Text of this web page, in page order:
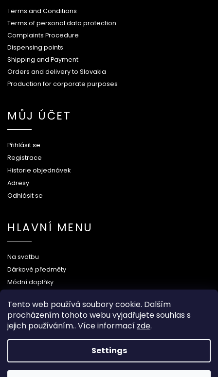
Tento web používá soubory cookie. Dalším
procházením tohoto webu vyjadřujete souhlas s
jejich používáním.. Více informací zde.
Settings
Terms and Conditions
Terms of personal data protection
Complaints Procedure
Dispensing points
Shipping and Payment
Orders and delivery to Slovakia
Production for corporate purposes
MŮJ ÚČET
Přihlásit se
Registrace
Historie objednávek
Adresy
Odhlásit se
HLAVNÍ MENU
Na svatbu
Dárkové předměty
Módní doplňky
Wood Kingdom
Grafický návrh vytvořil a nakódoval